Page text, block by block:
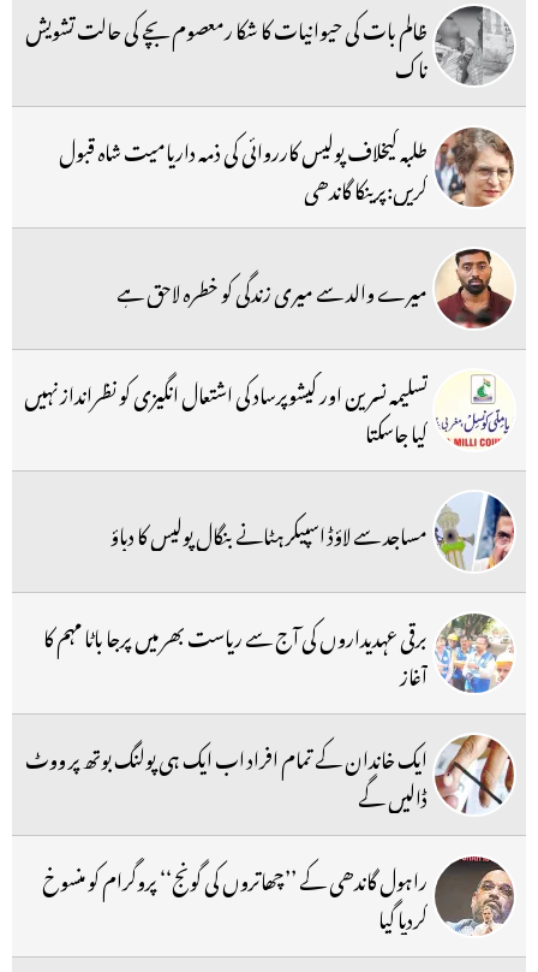
ظالم بات کی حیوانیات کا شکا رمعصوم بچے کی حالت تشویش
ناک
طلبہ کیخلاف پولیس کارروائی کی ذمہ داریامیت شاہ قبول
کریں:پرینکا گاندھی
میرے والد سے میری زندگی کو خطرہ لاحق ہے
تسلیمہ نسرین اور کیشوپرساد کی اشتعال انگیزی کو نظرانداز نہیں
کیا جاسکتا
مساجد سے لاؤڈ اسپیکر ہٹانے بنگال پولیس کا دباؤ
برقی عہدیداروں کی آج سے ریاست بھر میں پرجا باٹا مہم کا
آغاز
ایک خاندان کے تمام افراد اب ایک ہی پولنگ بوتھ پر ووٹ
ڈالیں گے
راہول گاندھی کے ’’چھاتروں کی گونج‘‘ پروگرام کو منسوخ
کردیا گیا